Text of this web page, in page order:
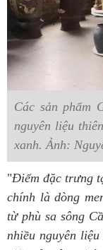
Các sản phẩm
nguyên liệu
xanh. Ảnh:
"Điểm đặc trưng
chính là dòng
từ phù sa sông
nhiều nguyên